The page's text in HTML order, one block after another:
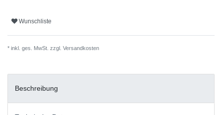
Wunschliste
* inkl. ges. MwSt. zzgl. Versandkosten
Beschreibung